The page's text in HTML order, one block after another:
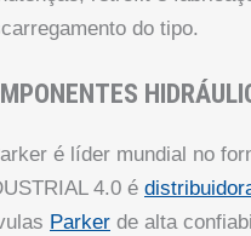
do tipo.
é líder mundial no
4.0 é
Parker de alta